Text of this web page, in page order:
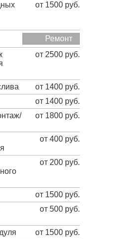
от 1500 руб.
Ремонт
от 2500 руб.
от 1400 руб.
от 1400 руб.
от 1800 руб.
от 400 руб.
от 200 руб.
от 1500 руб.
от 500 руб.
от 1500 руб.